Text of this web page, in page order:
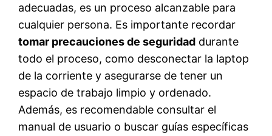
adecuadas, es un proceso alcanzable para
cualquier persona. Es importante recordar
tomar precauciones de seguridad durante
todo el proceso, como desconectar la laptop
de la corriente y asegurarse de tener un
espacio de trabajo limpio y ordenado.
Además, es recomendable consultar el
manual de usuario o buscar guías específicas